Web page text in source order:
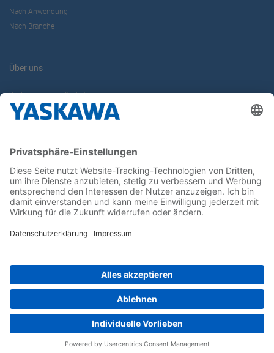
Nach Anwendung
Nach Branche
Über uns
Yaskawa Europe GmbH
Karriere
Newsletter
Follow us on...
Home
Whistleblowing
Yaskawa Europe GmbH